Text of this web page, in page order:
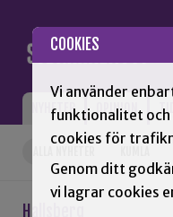
COOKIES
Vi använder
funktionalitet och
cookies för
Genom ditt
vi lagrar cookies
NYHETER OPINION
Hallsberg